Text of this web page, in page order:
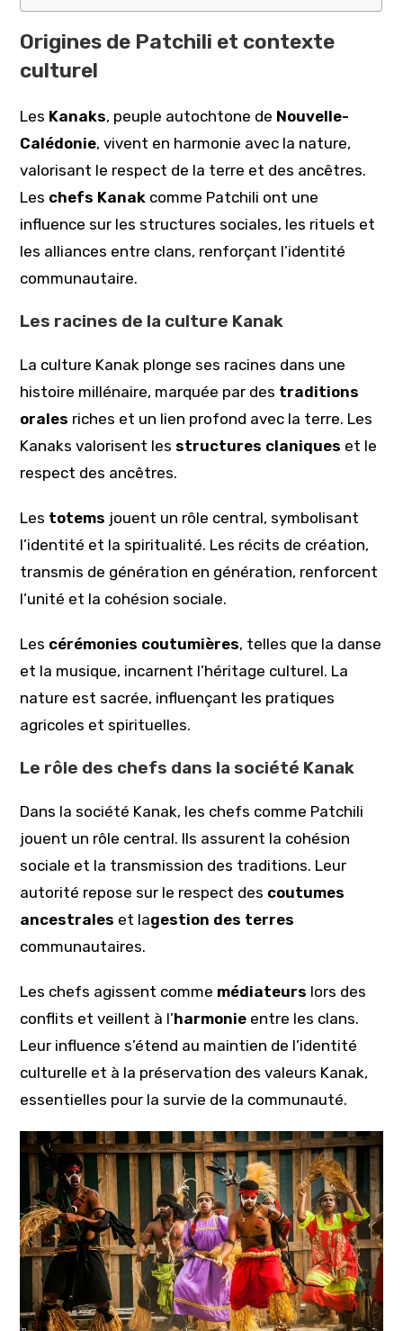
Origines de Patchili et contexte
culturel
Les Kanaks, peuple autochtone de Nouvelle-
Calédonie, vivent en harmonie avec la nature,
valorisant le respect de la terre et des ancêtres.
Les chefs Kanak comme Patchili ont une
influence sur les structures sociales, les rituels et
les alliances entre clans, renforçant l’identité
communautaire.
Les racines de la culture Kanak
La culture Kanak plonge ses racines dans une
histoire millénaire, marquée par des traditions
orales riches et un lien profond avec la terre. Les
Kanaks valorisent lesstructures claniques et le
respect des ancêtres.
Les totems jouent un rôle central, symbolisant
l’identité et la spiritualité. Les récits de création,
transmis de génération en génération, renforcent
l’unité et la cohésion sociale.
Les cérémonies coutumières, telles que la danse
et la musique, incarnent l’héritage culturel. La
nature est sacrée, influençant les pratiques
agricoles et spirituelles.
Le rôle des chefs dans la société Kanak
Dans la société Kanak, les chefs comme Patchili
jouent un rôle central. Ils assurent la cohésion
sociale et la transmission des traditions. Leur
autorité repose sur le respect des coutumes
ancestrales et lagestion des terres
communautaires.
Les chefs agissent comme médiateurs lors des
conflits et veillent à l’harmonie entre les clans.
Leur influence s’étend au maintien de l’identité
culturelle et à la préservation des valeurs Kanak,
essentielles pour la survie de la communauté.